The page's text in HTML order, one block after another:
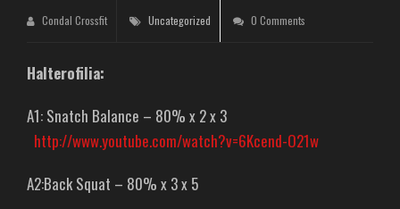
Condal Crossfit Uncategorized 0 Comments
Halterofilia:
A1: Snatch Balance – 80% x 2 x 3
http://www.youtube.com/watch?v=6Kcend-O21w
A2:Back Squat – 80% x 3 x 5